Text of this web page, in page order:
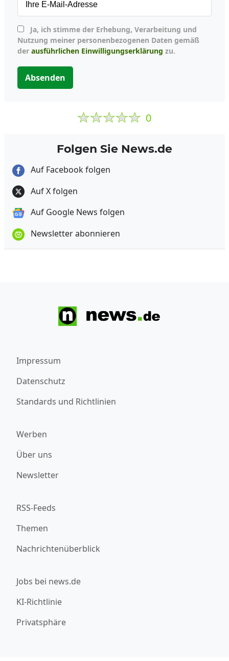
Nutzung meiner personenbezogenen Daten gemäß
der ausführlichen Einwilligungserklärung zu.
Absenden
0
Folgen Sie News.de
Auf Facebook folgen
Auf X folgen
Auf Google News folgen
Newsletter abonnieren
Impressum
Datenschutz
Standards und Richtlinien
Werben
Über uns
Newsletter
RSS-Feeds
Themen
Nachrichtenüberblick
Jobs bei news.de
KI-Richtlinie
Privatsphäre